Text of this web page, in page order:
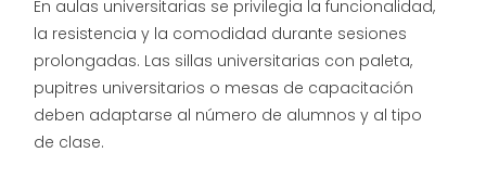
En aulas universitarias se privilegia la funcionalidad,
la resistencia y la comodidad durante sesiones
prolongadas. Las sillas universitarias con paleta,
pupitres universitarios o mesas de capacitación
deben adaptarse al número de alumnos y al tipo
de clase.